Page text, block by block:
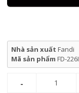
Nhà sản xuất Fandi
Mã sản phẩm FD-